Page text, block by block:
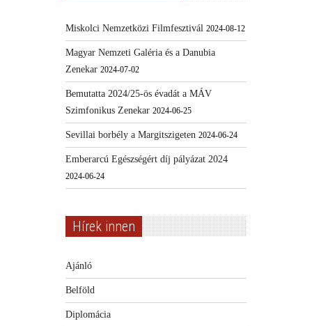
Miskolci Nemzetközi Filmfesztivál 2024-08-12
Magyar Nemzeti Galéria és a Danubia
Zenekar 2024-07-02
Bemutatta 2024/25-ös évadát a MÁV
Szimfonikus Zenekar 2024-06-25
Sevillai borbély a Margitszigeten 2024-06-24
Emberarcú Egészségért díj pályázat 2024
2024-06-24
Hírek innen
Ajánló
Belföld
Diplomácia